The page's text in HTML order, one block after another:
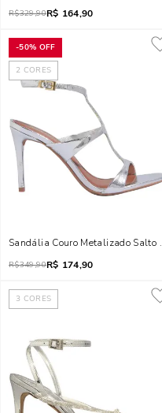
R$329,90R$ 164,90
-50% OFF
2 CORES
Sandália Couro Metalizado Salto
R$349,90R$ 174,90
3 CORES